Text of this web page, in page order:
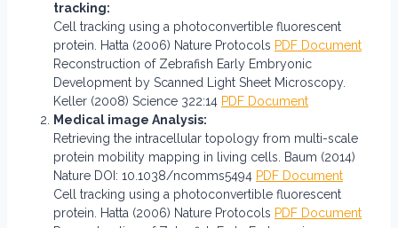
tracking:
Cell tracking using a photoconvertible fluorescent
protein. Hatta (2006) Nature Protocols PDF Document
Reconstruction of Zebrafish Early Embryonic
Development by Scanned Light Sheet Microscopy.
Keller (2008) Science 322:14 PDF Document
Medical image Analysis:
Retrieving the intracellular topology from multi-scale
protein mobility mapping in living cells. Baum (2014)
Nature DOI: 10.1038/ncomms5494 PDF Document
Cell tracking using a photoconvertible fluorescent
protein. Hatta (2006) Nature Protocols PDF Document